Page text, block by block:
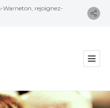
Warneton, rejoignez-